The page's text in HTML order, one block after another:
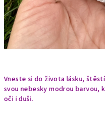
Vneste si do života lásku,
svou nebesky modrou barvou,
oči i duši.